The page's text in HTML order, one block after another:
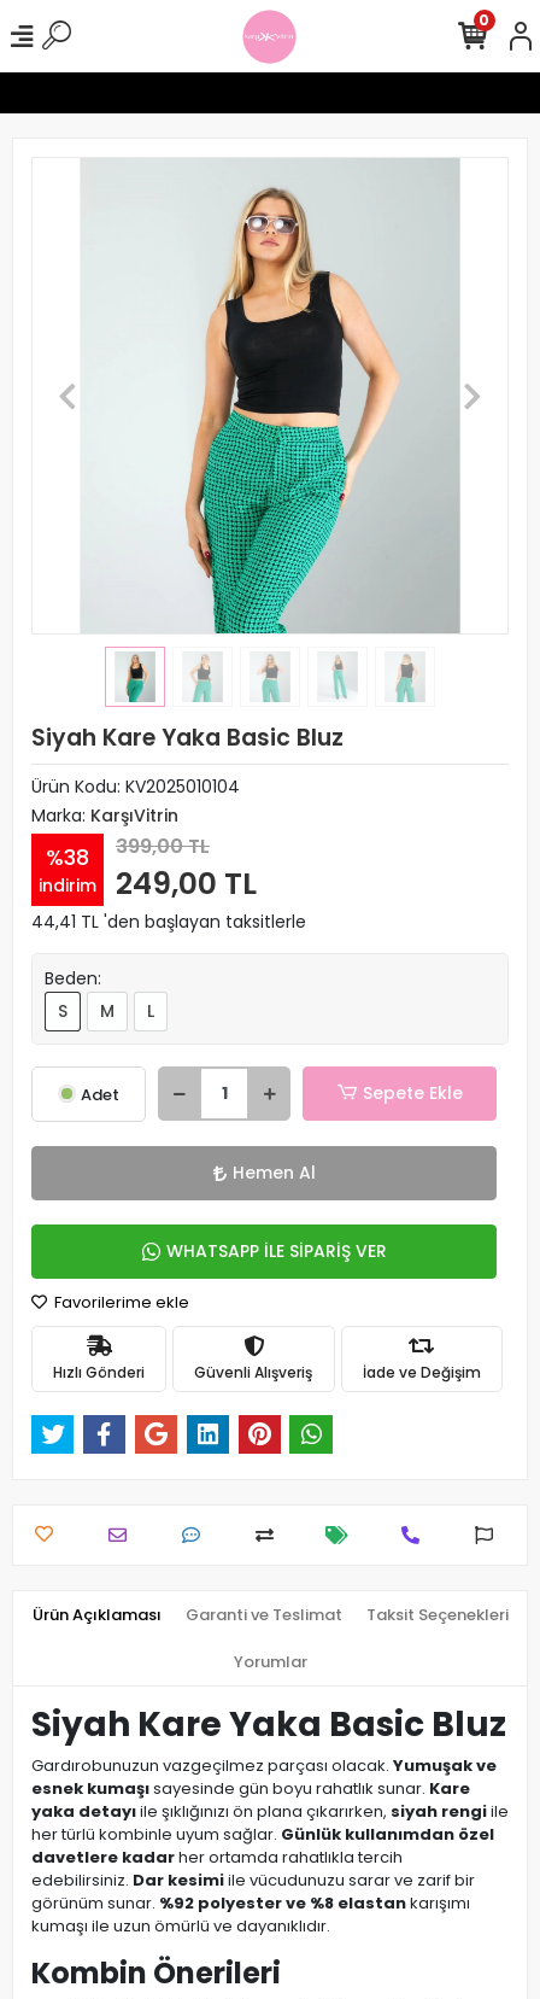
0
Siyah Kare Yaka Basic Bluz
Ürün Kodu: KV2025010104
Marka: KarşıVitrin
%38
indirim
399,00 TL
249,00 TL
44,41 TL 'den başlayan taksitlerle
Beden:
S
M L
Adet Sepete Ekle
Hemen Al
WHATSAPP İLE SİPARİŞ VER
Favorilerime ekle
Hızlı Gönderi Güvenli Alışveriş İade ve Değişim
Ürün Açıklaması Garanti ve Teslimat Taksit Seçenekleri
Yorumlar
Siyah Kare Yaka Basic Bluz
Gardırobunuzun vazgeçilmez parçası olacak. Yumuşak ve
esnek kumaşısayesinde gün boyu rahatlık sunar. Kare
yaka detayıile şıklığınızı ön plana çıkarırken, siyah rengiile
her türlü kombinle uyum sağlar. Günlük kullanımdan özel
davetlere kadarher ortamda rahatlıkla tercih
edebilirsiniz. Dar kesimiile vücudunuzu sarar ve zarif bir
görünüm sunar. %92 polyester ve %8 elastankarışımı
kumaşı ile uzun ömürlü ve dayanıklıdır.
Kombin Önerileri